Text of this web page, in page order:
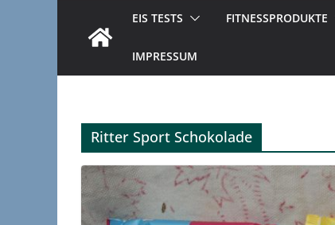
EIS TESTS FITNESSPRODUKTE
IMPRESSUM
Ritter Sport Schokolade